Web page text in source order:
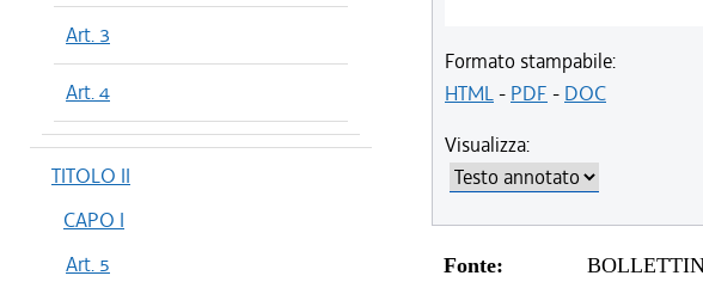
Art. 3
Art. 4
TITOLO II
CAPO I
Art. 5
Formato stampabile:
HTML- PDF - DOC
Visualizza:
Fonte: